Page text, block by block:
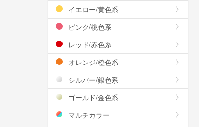
イエロー/黄色系
ピンク/桃色系
レッド/赤色系
オレンジ/橙色系
シルバー/銀色系
ゴールド/金色系
マルチカラー